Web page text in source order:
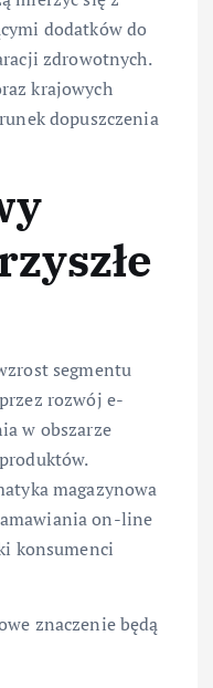
dodatków do
zdrowotnych.
krajowych
dopuszczenia
segmentu
rozwój e-
w obszarze
magazynowa
on-line
konsumenci
znaczenie będą